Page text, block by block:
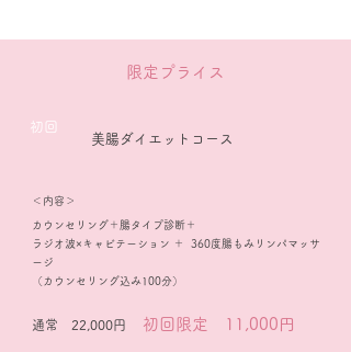
​限定プライス
​美腸ダイエットコース
＜内容＞
カウンセリング＋腸タイプ診断＋
ラジオ波×キャビテーション ＋ 360度腸もみリンパマッサ
ージ
（カウンセリング込み100分）
通常 22,000円 初回限定 11,000円
​初回